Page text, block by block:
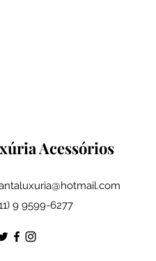
Acessórios
9 9599-6277